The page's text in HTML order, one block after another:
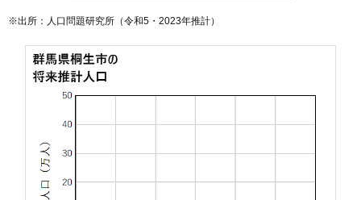
※出所：人口問題研究所（令和5・2023年推計）